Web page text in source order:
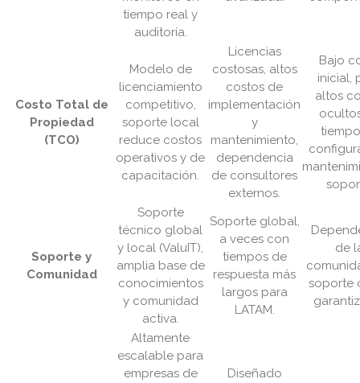
tiempo real y
auditoría.
Costo Total de
Propiedad
(TCO)
Modelo de
licenciamiento
competitivo,
soporte local
reduce costos
operativos y de
capacitación.
Licencias
costosas, altos
costos de
implementación
y
mantenimiento,
dependencia
de consultores
externos.
Bajo
inicial,
altos
Soporte y
Comunidad
Soporte
técnico global
y local (ValuIT),
amplia base de
conocimientos
y comunidad
activa.
Soporte global,
a veces con
tiempos de
respuesta más
largos para
LATAM.
de
soporte
Altamente
escalable para
empresas de
Diseñado